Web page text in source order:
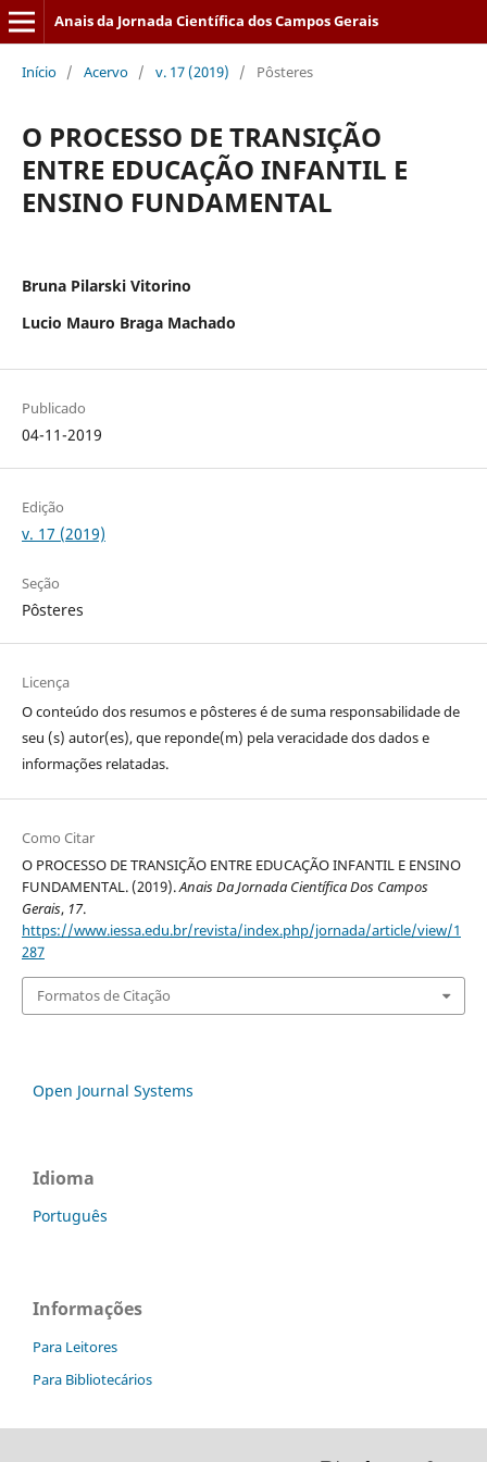
Anais da Jornada Científica dos Campos Gerais
Início / Acervo / v. 17 (2019) / Pôsteres
O PROCESSO DE TRANSIÇÃO
ENTRE EDUCAÇÃO INFANTIL E
ENSINO FUNDAMENTAL
Bruna Pilarski Vitorino
Lucio Mauro Braga Machado
Publicado
04-11-2019
Edição
v. 17 (2019)
Seção
Pôsteres
Licença
O conteúdo dos resumos e pôsteres é de suma responsabilidade de
seu (s) autor(es), que reponde(m) pela veracidade dos dados e
informações relatadas.
Como Citar
O PROCESSO DE TRANSIÇÃO ENTRE EDUCAÇÃO INFANTIL E ENSINO
FUNDAMENTAL. (2019).Anais Da Jornada Científica Dos Campos
Gerais, 17.
https://www.iessa.edu.br/revista/index.php/jornada/article/view/1
287
Formatos de Citação
Open Journal Systems
Idioma
Português
Informações
Para Leitores
Para Bibliotecários